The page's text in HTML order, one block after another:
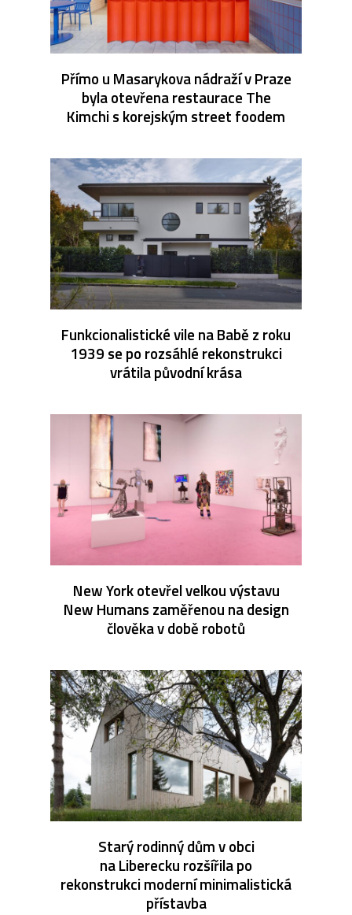
Přímo u Masarykova nádraží v Praze
byla otevřena restaurace The
Kimchi s korejským street foodem
Funkcionalistické vile na Babě z roku
1939 se po rozsáhlé rekonstrukci
vrátila původní krása
New York otevřel velkou výstavu
New Humans zaměřenou na design
člověka v době robotů
Starý rodinný dům v obci
na Liberecku rozšířila po
rekonstrukci moderní minimalistická
přístavba